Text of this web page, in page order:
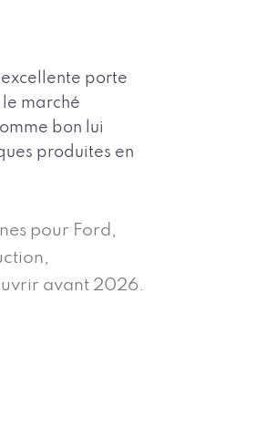
porte
le marché
bon lui
produites en
pour Ford,
avant 2026.